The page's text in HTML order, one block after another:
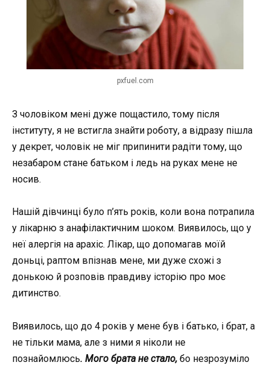
pxfuel.com
З чоловіком мені дуже пощастило, тому після
інституту, я не встигла знайти роботу, а відразу пішла
у декрет, чоловік не міг припинити радіти тому, що
незабаром стане батьком і ледь на руках мене не
носив.
Нашій дівчинці було п’ять років, коли вона потрапила
у лікарню з анафілактичним шоком. Виявилось, що у
неї алергія на арахіс. Лікар, що допомагав моїй
доньці, раптом впізнав мене, ми дуже схожі з
донькою й розповів правдиву історію про моє
дитинство.
Виявилось, що до 4 років у мене був і батько, і брат, а
не тільки мама, але з ними я ніколи не
познайомлюсь. Мого брата не стало, бо незрозуміло